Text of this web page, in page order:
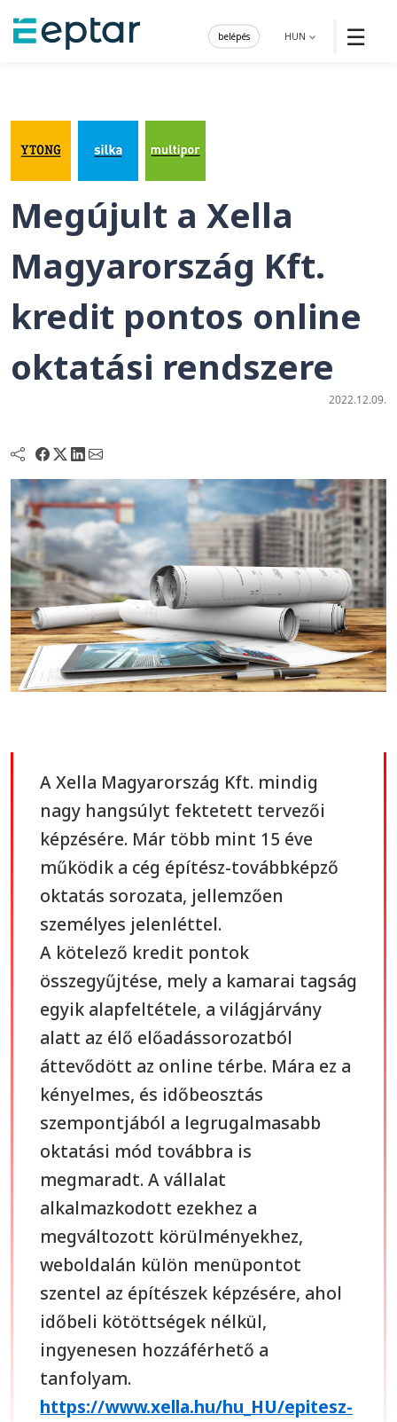
☰
HUN
belépés
Megújult a Xella
Magyarország Kft.
kredit pontos online
oktatási rendszere
2022.12.09.
A Xella Magyarország Kft. mindig
nagy hangsúlyt fektetett tervezői
képzésére. Már több mint 15 éve
működik a cég építész-továbbképző
oktatás sorozata, jellemzően
személyes jelenléttel.
A kötelező kredit pontok
összegyűjtése, mely a kamarai tagság
egyik alapfeltétele, a világjárvány
alatt az élő előadássorozatból
áttevődött az online térbe. Mára ez a
kényelmes, és időbeosztás
szempontjából a legrugalmasabb
oktatási mód továbbra is
megmaradt. A vállalat
alkalmazkodott ezekhez a
megváltozott körülményekhez,
weboldalán külön menüpontot
szentel az építészek képzésére, ahol
időbeli kötöttségek nélkül,
ingyenesen hozzáférhető a
tanfolyam.
https://www.xella.hu/hu_HU/epitesz-